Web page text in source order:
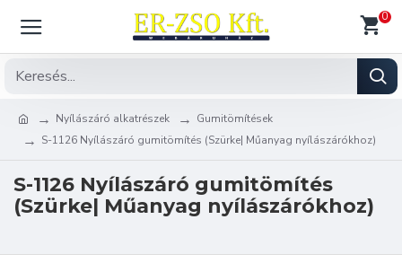
0
Nyílászáró alkatrészek
Gumitömítések
S-1126 Nyílászáró gumitömítés (Szürke| Műanyag nyílászárókhoz)
S-1126 Nyílászáró gumitömítés
(Szürke| Műanyag nyílászárókhoz)